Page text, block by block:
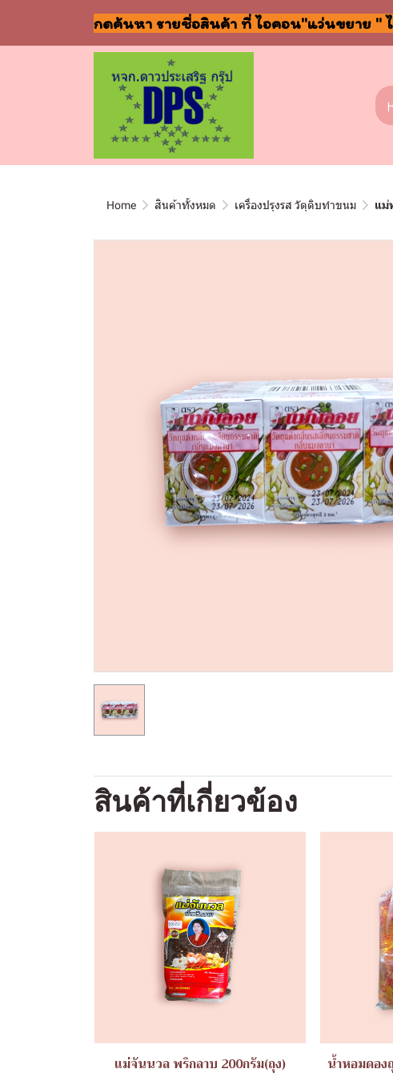
กดค้นหา รายชื่อสินค้า ที่ ไอคอน"แว่นขยาย "
Home สินค้าทั้งหมด เครื่องปรุงรส วัตุดิบทำขนม แม่
สินค้าที่เกี่ยวข้อง
แม่จันนวล พริกลาบ 200กรัม(ถุง) น้ำหอมดอง